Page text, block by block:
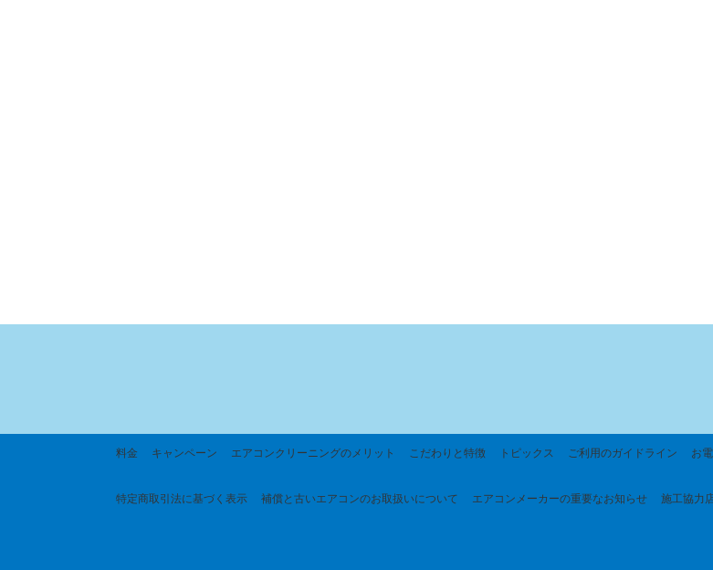
料金 キャンペーン エアコンクリーニングのメリット こだわりと特徴 トピックス ご利用のガイドライン お
特定商取引法に基づく 表示 補償と古いエアコンのお取扱いについて エアコンメーカーの重要なお知らせ 施工協力